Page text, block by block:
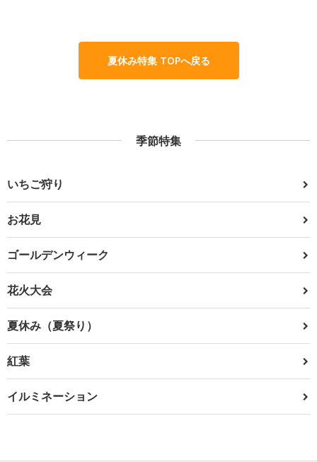
夏休み特集 TOPへ戻る
季節特集
いちご狩り
お花見
ゴールデンウィーク
花火大会
夏休み（夏祭り）
紅葉
イルミネーション